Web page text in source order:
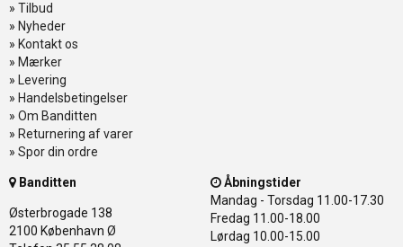
» Tilbud
» Nyheder
» Kontakt os
» Mærker
» Levering
» Handelsbetingelser
» Om Banditten
» Returnering af varer
» Spor din ordre
Banditten
Østerbrogade 138
2100 København Ø
Åbningstider
Mandag - Torsdag 11.00-17.30
Fredag 11.00-18.00
Lørdag 10.00-15.00